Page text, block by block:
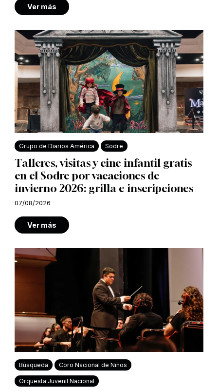
Ver más
Grupo de Diarios América Sodre
Talleres, visitas y cine infantil gratis
en el Sodre por vacaciones de
invierno 2026: grilla e inscripciones
07/08/2026
Ver más
Búsqueda Coro Nacional de Niños
Orquesta Juvenil Nacional